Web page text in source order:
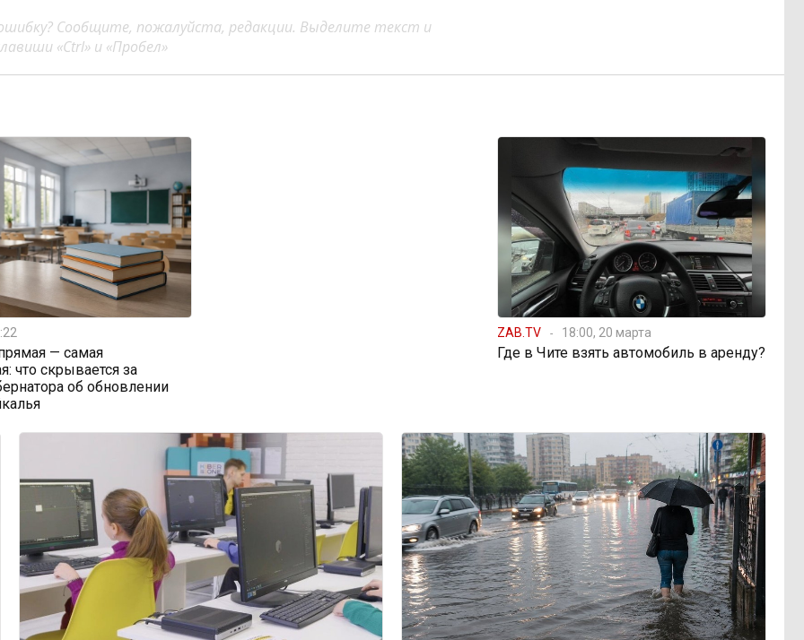
Сообщите, пожалуйста, редакции. Выделите текст и
«Ctrl» и «Пробел»
— самая
что скрывается за
об обновлении
ZAB.TV 18:00, 20 марта
Где в Чите взять автомобиль в аренду?